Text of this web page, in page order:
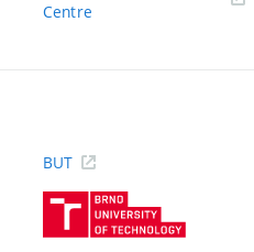
Centre
BUT
link)